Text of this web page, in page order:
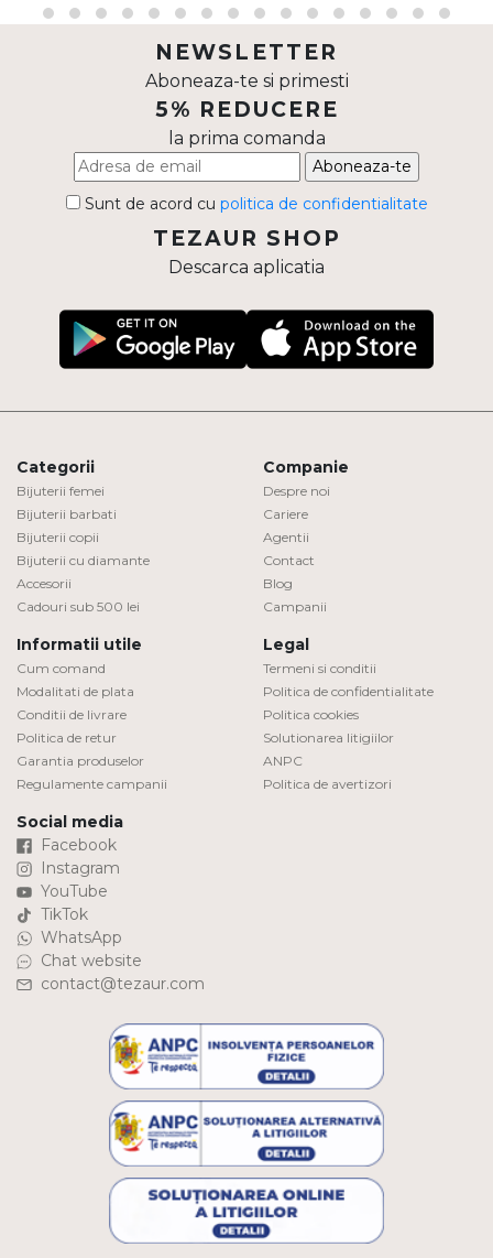
NEWSLETTER
Aboneaza-te si primesti
5% REDUCERE
la prima comanda
Aboneaza-te
Sunt de acord cu politica de confidentialitate
TEZAUR SHOP
Descarca aplicatia
Categorii
Bijuterii femei
Bijuterii barbati
Bijuterii copii
Bijuterii cu diamante
Accesorii
Cadouri sub 500 lei
Companie
Despre noi
Cariere
Agentii
Contact
Blog
Campanii
Informatii utile
Cum comand
Modalitati de plata
Conditii de livrare
Politica de retur
Garantia produselor
Regulamente campanii
Legal
Termeni si conditii
Politica de confidentialitate
Politica cookies
Solutionarea litigiilor
ANPC
Politica de avertizori
Social media
Facebook
Instagram
YouTube
TikTok
WhatsApp
Chat website
contact@tezaur.com